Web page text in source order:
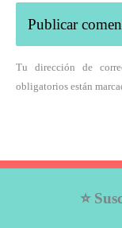
Tu dirección de
obligatorios están
⭐